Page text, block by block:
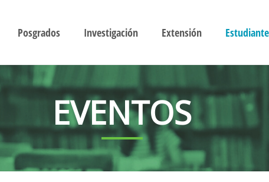
Posgrados Investigación Extensión
EVENTOS